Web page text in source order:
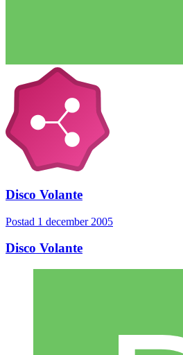
Disco Volante
Postad 1 december 2005
Disco Volante